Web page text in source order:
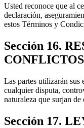
Usted reconoce que al
declaración,
estos Términos y
Sección 16.
CONFLICTOS
Las partes utilizarán sus
cualquier disputa,
naturaleza que surjan
Sección 17.